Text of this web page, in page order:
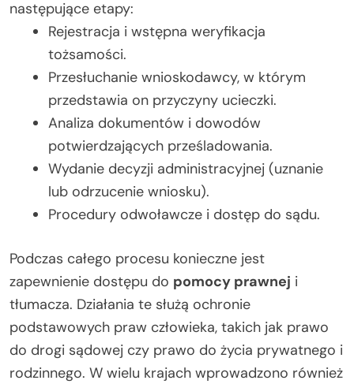
następujące etapy:
Rejestracja i wstępna weryfikacja
tożsamości.
Przesłuchanie wnioskodawcy, w którym
przedstawia on przyczyny ucieczki.
Analiza dokumentów i dowodów
potwierdzających prześladowania.
Wydanie decyzji administracyjnej (uznanie
lub odrzucenie wniosku).
Procedury odwoławcze i dostęp do sądu.
Podczas całego procesu konieczne jest
zapewnienie dostępu do pomocy prawnej i
tłumacza. Działania te służą ochronie
podstawowych praw człowieka, takich jak prawo
do drogi sądowej czy prawo do życia prywatnego i
rodzinnego. W wielu krajach wprowadzono również